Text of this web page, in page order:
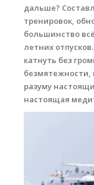
дальше?
тренировок,
большинство
летних
катнуть без
безмятежности,
разуму
настоящая